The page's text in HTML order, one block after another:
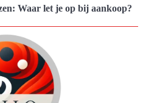
Waar let je op bij aankoop?